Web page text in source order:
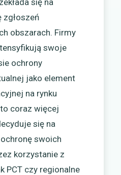
zgłoszeń
obszarach. Firmy
swoje
ochrony
jako element
na rynku
coraz więcej
się na
swoich
korzystanie z
PCT czy regionalne